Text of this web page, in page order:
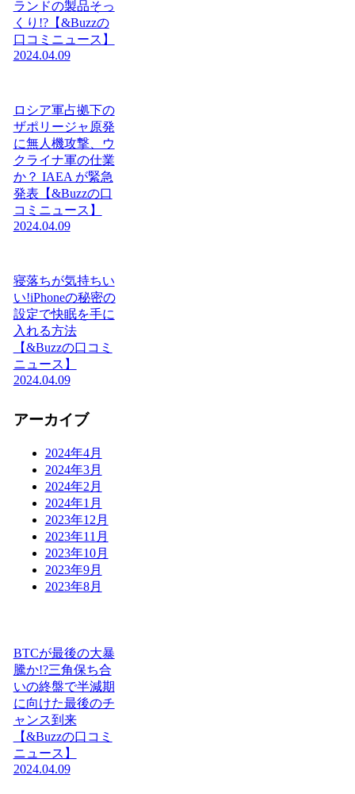
ランドの製品そっ
くり!?【&Buzzの
口コミニュース】
2024.04.09
ロシア軍占拠下の
ザポリージャ原発
に無人機攻撃、ウ
クライナ軍の仕業
か？ IAEA が緊急
発表【&Buzzの口
コミニュース】
2024.04.09
寝落ちが気持ちい
い!iPhoneの秘密の
設定で快眠を手に
入れる方法
【&Buzzの口コミ
ニュース】
2024.04.09
アーカイブ
2024年4月
2024年3月
2024年2月
2024年1月
2023年12月
2023年11月
2023年10月
2023年9月
2023年8月
BTCが最後の大暴
騰か!?三角保ち合
いの終盤で半減期
に向けた最後のチ
ャンス到来
【&Buzzの口コミ
ニュース】
2024.04.09